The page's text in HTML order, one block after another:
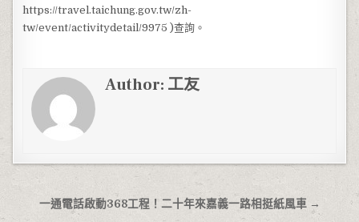
https://travel.taichung.gov.tw/zh-
tw/event/activitydetail/9975 )查詢。
Author: 工友
文章導覽
一通電話啟動368工程！二十年來嘉義一路相挺紙風車 →